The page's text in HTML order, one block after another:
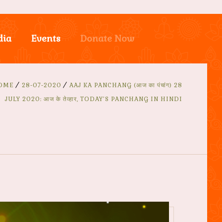
Events Donate Now
28-07-2020
AAJ KA PANCHANG (आज का पंचांग) 28
JULY 2020: आज के तेव्हार, TODAY’S PANCHANG IN HINDI